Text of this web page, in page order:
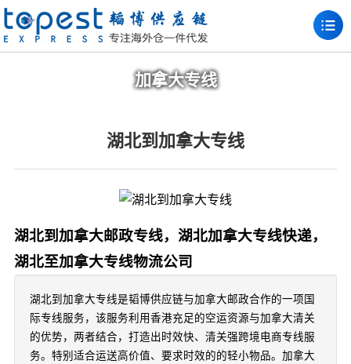
加拿大专线
湖北到加拿大专线
湖北到加拿大邮政专线，湖北加拿大专线快递，
湖北至加拿大专线物流公司
湖北到加拿大专线是韬博供应链与加拿大邮政合作的一项国
际专线服务，该服务利用香港充足的空运资源与加拿大清关
的优势，两者结合，打造出时效快、清关强跨境电商专线服
务。特别适合运送高价值、要求时效的的轻小物品。加拿大